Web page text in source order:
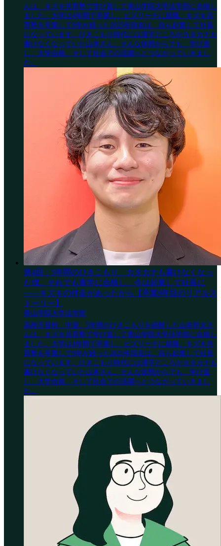
んは、キズキ共育塾で学び直して青山学院大学法学部に合格し
ました。大学は4年間で卒業し、ビズリーチに就職。キズキ共
育塾を卒業して9年が経った2025年現在は、自ら起業して社長
になっています。ひきこもり時代には漢字どころかカタカナも
書けなくなっていた山本さん。そんな状態からでも、学び直
し、大学合格、そして社会での活躍へとつながっていきまし
た。
第4回：5年間のひきこもり、カタカナも書けなくなっ
た僕。それでも青学に合格し、今は起業して社長に
——キズキの伴走があったから【卒業9年目のリアルス
トーリー】
青山学院大学法学部
高校不登校、中退、5年間のひきこもりを経験した山本幹太さ
んは、キズキ共育塾で学び直して青山学院大学法学部に合格し
ました。大学は4年間で卒業し、ビズリーチに就職。キズキ共
育塾を卒業して9年が経った2025年現在は、自ら起業して社長
になっています。ひきこもり時代には漢字どころかカタカナも
書けなくなっていた山本さん。そんな状態からでも、学び直
し、大学合格、そして社会での活躍へとつながっていきまし
た。